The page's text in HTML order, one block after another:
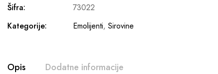
Šifra:
73022
Kategorije:
Emolijenti, Sirovine
Opis Dodatne informacije